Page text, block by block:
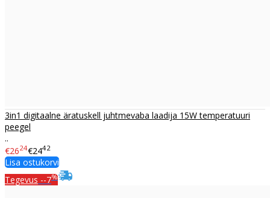
3in1 digitaalne äratuskell juhtmevaba laadija 15W temperatuuri
peegel
..
€2624€2442
Lisa ostukorvi
Tegevus --7%